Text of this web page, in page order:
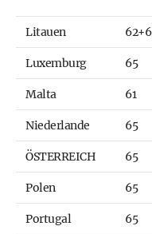
Litauen 62+6
Luxemburg 65
Malta 61
Niederlande 65
ÖSTERREICH 65
Polen 65
Portugal 65